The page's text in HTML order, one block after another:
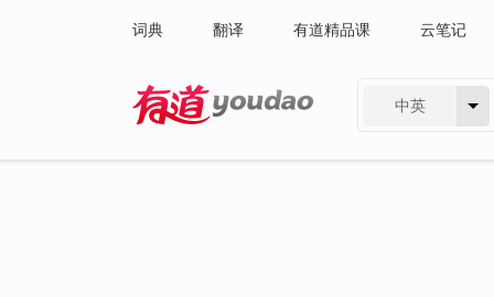
词典 翻译 有道精品课 云笔记
中英